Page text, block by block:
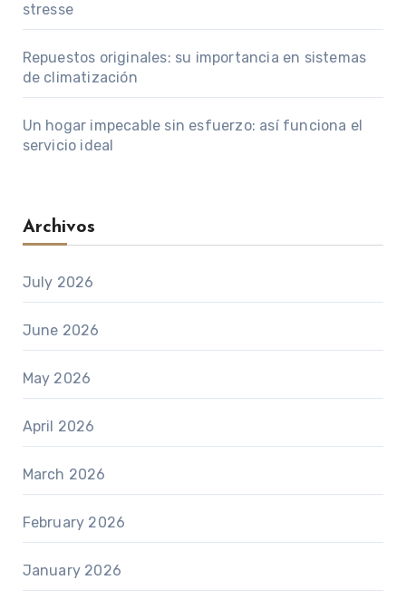
stresse
Repuestos originales: su importancia en sistemas
de climatización
Un hogar impecable sin esfuerzo: así funciona el
servicio ideal
Archivos
July 2026
June 2026
May 2026
April 2026
March 2026
February 2026
January 2026